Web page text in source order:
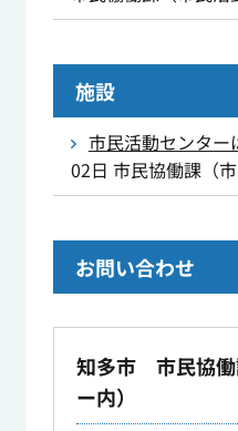
施設
市民活動センター
02日 市民協働課（
お問い合わせ
知多市 市民協働
ー内）